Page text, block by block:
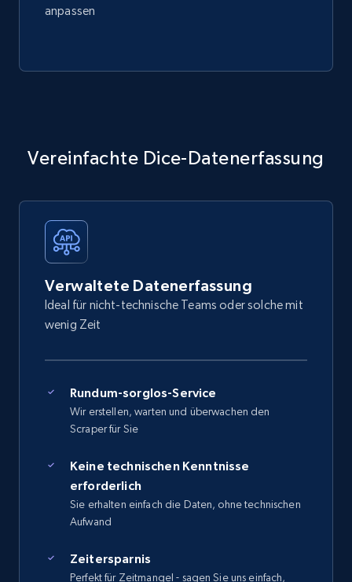
anpassen
Vereinfachte Dice-Datenerfassung
Verwaltete Datenerfassung
Ideal für nicht-technische Teams oder solche mit
wenig Zeit
Rundum-sorglos-Service
Wir erstellen, warten und überwachen den
Scraper für Sie
Keine technischen Kenntnisse
erforderlich
Sie erhalten einfach die Daten, ohne technischen
Aufwand
Zeitersparnis
Perfekt für Zeitmangel - sagen Sie uns einfach,